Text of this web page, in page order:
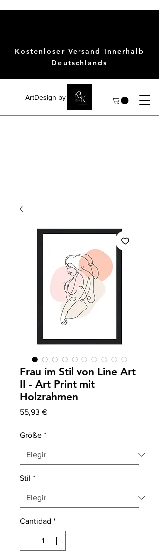
ArtDesign by KBK
Kostenloser Versand innerhalb
Deutschlands
Frau im Stil von Line Art
II - Art Print mit
Holzrahmen
55,93 €Precio
Größe *
Stil *
Cantidad *